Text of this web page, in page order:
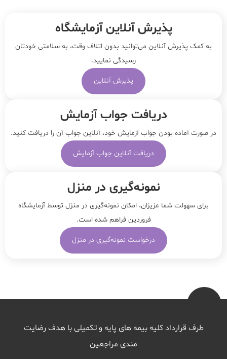
پذیرش آنلاین آزمایشگاه
به کمک پذیرش آنلاین می‌توانید بدون اتلاف وقت، به سلامتی خودتان
رسیدگی نمایید.
پذیرش آنلاین
دریافت جواب آزمایش
در صورت آماده بودن جواب آزمایش خود، آنلاین جواب‌ آن را دریافت کنید.
دریافت آنلاین جواب آزمایش
نمونه‌‌گیری در منزل
برای سهولت شما عزیزان، امکان نمونه‌گیری در منزل توسط آزمایشگاه
فروردین فراهم شده است.
درخواست نمونه‌گیری در منزل
طرف قرارداد کلیه بیمه های پایه و تکمیلی با هدف رضایت
مندی مراجعین